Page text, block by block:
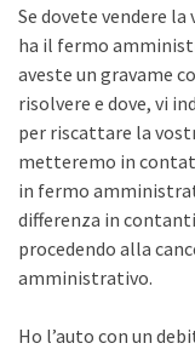
Se dovete vendere
ha il fermo
aveste un gravame
risolvere e dove, vi
per riscattare la
metteremo in
in fermo
differenza in
procedendo alla
amministrativo.
Ho l’auto con un